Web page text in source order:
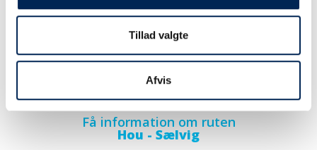
Tillad valgte
Afvis
Få information om ruten
Hou - Sælvig